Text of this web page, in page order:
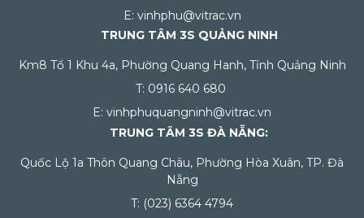
E: vinhphu@vitrac.vn
TRUNG TÂM 3S QUẢNG NINH
Km8 Tổ 1 Khu 4a, Phường Quang Hanh, Tỉnh Quảng Ninh
T: 0916 640 680
E: vinhphuquangninh@vitrac.vn
TRUNG TÂM 3S ĐÀ NẴNG:
Quốc Lộ 1a Thôn Quang Châu, Phường Hòa Xuân, TP. Đà
Nẵng
T: (023) 6364 4794